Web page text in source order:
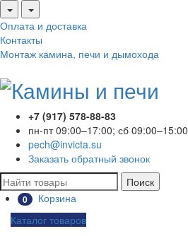
Оплата и доставка
Контакты
Монтаж камина, печи и дымохода
+7 (917) 578-88-83
пн-пт 09:00–17:00; сб 09:00–15:00
pech@invicta.su
Заказать обратный звонок
Поиск
0
Корзина
Каталог товаров